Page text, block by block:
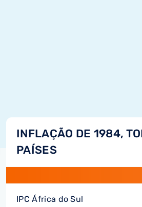
INFLAÇÃO DE 1984,
PAÍSES
IPC África do Sul